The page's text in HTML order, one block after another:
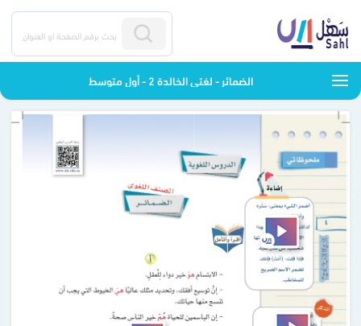
الضمائر - لغتي الخالدة 2 - أول متوسط